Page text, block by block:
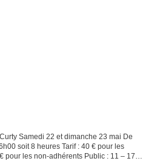
Samedi 22 et dimanche 23 mai De
soit 8 heures Tarif : 40 € pour les
pour les non-adhérents Public : 11 – 17